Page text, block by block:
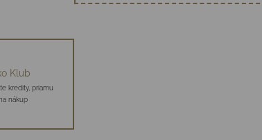
Klub
kredity, priamu
nákup